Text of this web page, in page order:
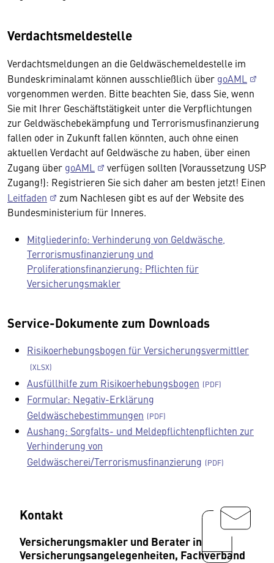
Verdachtsmeldestelle
Verdachtsmeldungen an die Geldwäschemeldestelle im
Bundeskriminalamt können ausschließlich über goAML
vorgenommen werden. Bitte beachten Sie, dass Sie, wenn
Sie mit Ihrer Geschäftstätigkeit unter die Verpflichtungen
zur Geldwäschebekämpfung und Terrorismusfinanzierung
fallen oder in Zukunft fallen könnten, auch ohne einen
aktuellen Verdacht auf Geldwäsche zu haben, über einen
Zugang über goAML
verfügen sollten (Voraussetzung USP
Zugang!): Registrieren Sie sich daher am besten jetzt! Einen
Leitfaden
zum Nachlesen gibt es auf der Website des
Bundesministerium für Inneres.
Mitgliederinfo: Verhinderung von Geldwäsche,
Terrorismusfinanzierung und
Proliferationsfinanzierung: Pflichten für
Versicherungsmakler
Service-Dokumente zum Downloads
Risikoerhebungsbogen für Versicherungsvermittler
Ausfüllhilfe zum Risikoerhebungsbogen
Formular: Negativ-Erklärung
Geldwäschebestimmungen
Aushang: Sorgfalts- und Meldepflichtenpflichten zur
Verhinderung von
Geldwäscherei/Terrorismusfinanzierung
Kontakt
Versicherungsmakler und Berater in
Versicherungsangelegenheiten, Fachverband